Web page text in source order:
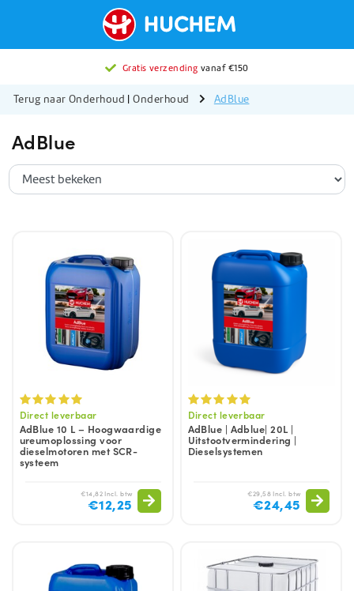
Gratis verzending vanaf €150
Terug naar Onderhoud |Onderhoud AdBlue
AdBlue
Direct leverbaar
AdBlue 10 L – Hoogwaardige
ureumoplossing voor
dieselmotoren met SCR-
systeem
€14,82 Incl. btw
€12,25
Direct leverbaar
AdBlue | Adblue| 20L |
Uitstootvermindering |
Dieselsystemen
€29,58 Incl. btw
€24,45